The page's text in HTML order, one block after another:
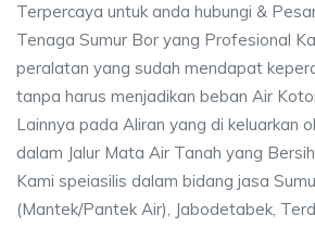
Terpercaya untuk anda hubungi &
Tenaga Sumur Bor yang Profesional
peralatan yang sudah mendapat
tanpa harus menjadikan beban Air
Lainnya pada Aliran yang di keluarkan
dalam Jalur Mata Air Tanah yang
Kami speiasilis dalam bidang jasa
(Mantek/Pantek Air), Jabodetabek,